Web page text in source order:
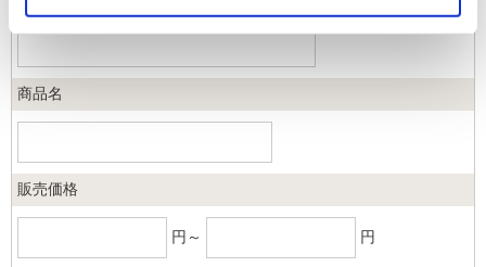
商品名
販売価格
円～ 円